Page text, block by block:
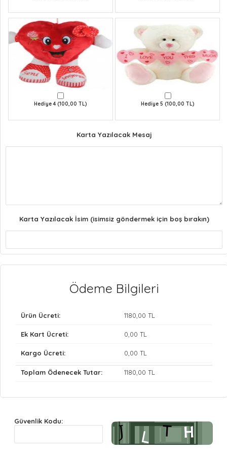
Hediye 4 (100,00 TL) Hediye 5 (100,00 TL)
Karta Yazılacak Mesaj
Karta Yazılacak İsim (isimsiz göndermek için boş bırakın)
Ödeme Bilgileri
Ürün Ücreti: 1180 ,00 TL
Ek Kart Ücreti: 0 ,00 TL
Kargo Ücreti: 0 ,00 TL
Toplam Ödenecek Tutar: 1180 ,00 TL
Güvenlik Kodu: